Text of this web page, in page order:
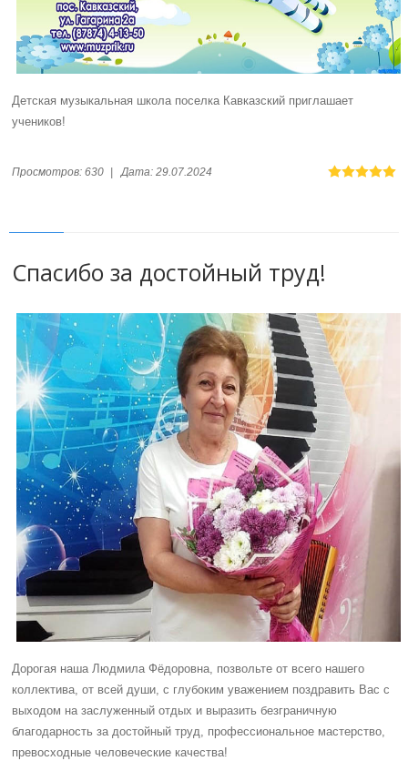
Детская музыкальная школа поселка Кавказский приглашает
учеников!
Просмотров: 630 Дата: 29.07.2024
Спасибо за достойный труд!
Дорогая наша Людмила Фёдоровна, позвольте от всего нашего
коллектива, от всей души, с глубоким уважением поздравить Вас с
выходом на заслуженный отдых и выразить безграничную
благодарность за достойный труд, профессиональное мастерство,
превосходные человеческие качества!